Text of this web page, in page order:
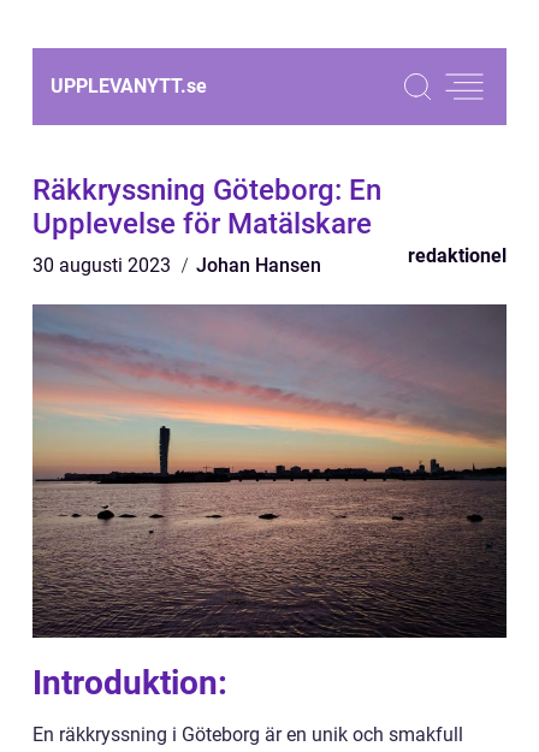
UPPLEVANYTT.se
Räkkryssning Göteborg: En
Upplevelse för Matälskare
30 augusti 2023 Johan Hansen redaktionel
Introduktion:
En räkkryssning i Göteborg är en unik och smakfull